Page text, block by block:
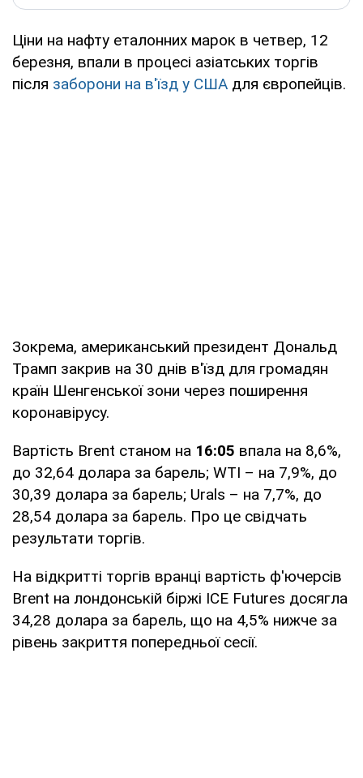
Ціни на нафту еталонних марок в четвер, 12
березня, впали в процесі азіатських торгів
після заборони на в'їзд у США для європейців.
Зокрема, американський президент Дональд
Трамп закрив на 30 днів в'їзд для громадян
країн Шенгенської зони через поширення
коронавірусу.
Вартість Brent станом на 16:05 впала на 8,6%,
до 32,64 долара за барель; WTI – на 7,9%, до
30,39 долара за барель; Urals – на 7,7%, до
28,54 долара за барель. Про це свідчать
результати торгів.
На відкритті торгів вранці вартість ф'ючерсів
Brent на лондонській біржі ICE Futures досягла
34,28 долара за барель, що на 4,5% нижче за
рівень закриття попередньої сесії.